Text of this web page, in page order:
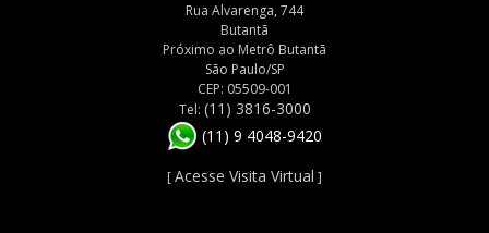
Rua Alvarenga, 744
Butantã
Próximo ao Metrô Butantã
São Paulo/SP
CEP: 05509-001
Tel: (11) 3816-3000
(11) 9 4048-9420
[Acesse Visita Virtual ]